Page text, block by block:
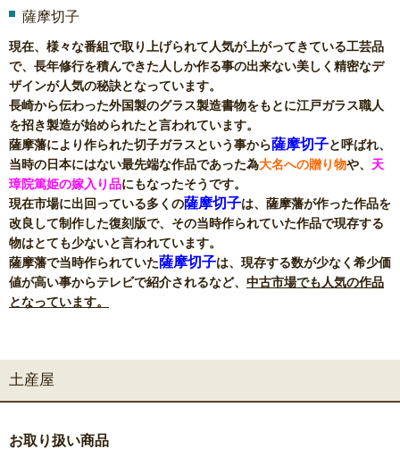
薩摩切子
現在、様々な番組で取り上げられて人気が上がってきている工芸品
で、長年修行を積んできた人しか作る事の出来ない美しく精密なデ
ザインが人気の秘訣となっています。
長崎から伝わった外国製のグラス製造書物をもとに江戸ガラス職人
を招き製造が始められたと言われています。
薩摩藩により作られた切子ガラスという事から薩摩切子と呼ばれ、
当時の日本にはない最先端な作品であった為大名への贈り物や、 天
璋院篤姫の嫁入り品にもなったそうです。
現在市場に出回っている多くの薩摩切子は、薩摩藩が作った作品を
改良して制作した復刻版で、その当時作られていた作品で現存する
物はとても少ないと言われています。
薩摩藩で当時作られていた薩摩切子は、現存する数が少なく希少価
値が高い事からテレビで紹介されるなど、 中古市場でも人気の作品
となっています。
土産屋
お取り扱い商品